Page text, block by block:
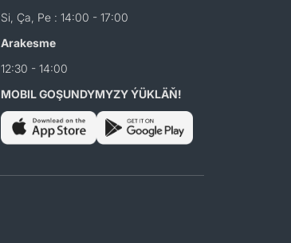
Si, Ça, Pe : 14:00 - 17:00
Arakesme
12:30 - 14:00
MOBIL GOŞUNDYMYZY ÝÜKLÄŇ!